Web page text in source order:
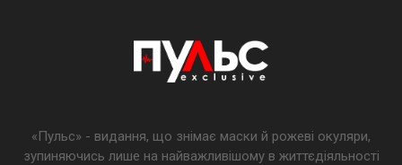
«Пульс» - видання, що знімає маски й рожеві окуляри,
зупиняючись лише на найважливішому в життєдіяльності